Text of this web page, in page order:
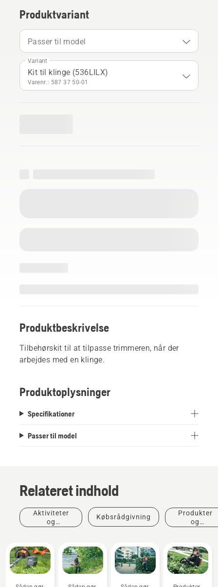
Produktvariant
Passer til model
Variant
Kit til klinge (536LILX)
Varenr.: 587 37 50‑01
Produktbeskrivelse
Tilbehørskit til at tilpasse trimmeren, når der
arbejdes med en klinge.
Produktoplysninger
Specifikationer
Passer til model
Relateret indhold
Aktiviteter
og
Købsrådgivning
Produkter
og